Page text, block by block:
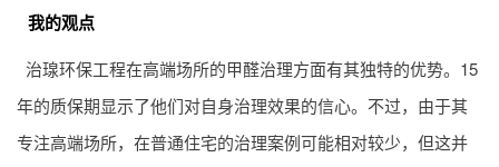
我的观点
治瑔环保工程在高端场所的甲醛治理方面有其独特的优势。15
年的质保期显示了他们对自身治理效果的信心。不过，由于其
专注高端场所，在普通住宅的治理案例可能相对较少，但这并